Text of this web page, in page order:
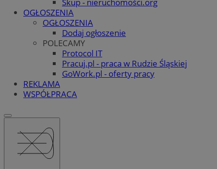
OGŁOSZENIA
OGŁOSZENIA
Dodaj ogłoszenie
POLECAMY
Protocol IT
Pracuj.pl - praca w Rudzie Śląskiej
GoWork.pl - oferty pracy
REKLAMA
WSPÓŁPRACA